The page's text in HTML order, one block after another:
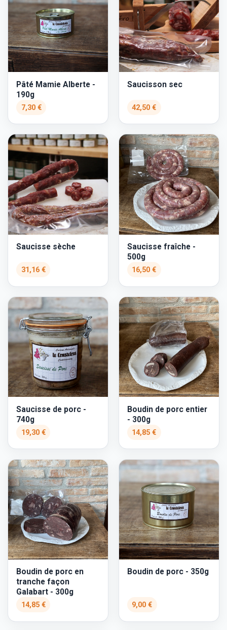
Pâté Mamie Alberte -
190g
7,30 €
Saucisson sec
42,50 €
Saucisse sèche
31,16 €
Saucisse fraîche -
500g
16,50 €
Saucisse de porc -
740g
19,30 €
Boudin de porc entier
- 300g
14,85 €
Boudin de porc en
tranche façon
Galabart - 300g
14,85 €
Boudin de porc - 350g
9,00 €